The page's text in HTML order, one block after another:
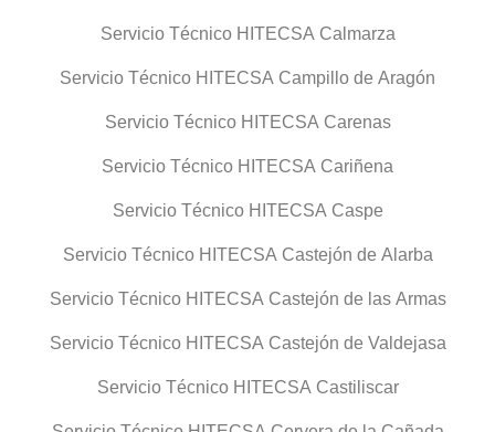
Servicio Técnico HITECSA Calmarza
Servicio Técnico HITECSA Campillo de Aragón
Servicio Técnico HITECSA Carenas
Servicio Técnico HITECSA Cariñena
Servicio Técnico HITECSA Caspe
Servicio Técnico HITECSA Castejón de Alarba
Servicio Técnico HITECSA Castejón de las Armas
Servicio Técnico HITECSA Castejón de Valdejasa
Servicio Técnico HITECSA Castiliscar